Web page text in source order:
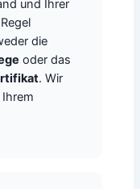
und Ihrer
die
oder das
. Wir